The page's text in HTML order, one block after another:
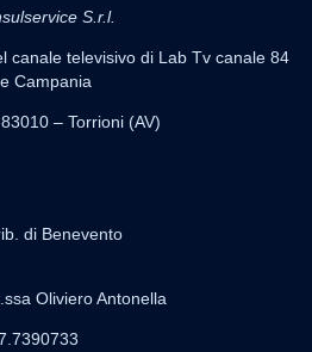
S.r.l.
canale televisivo di Lab Tv canale 84
Campania
– Torrioni (AV)
di Benevento
Oliviero Antonella